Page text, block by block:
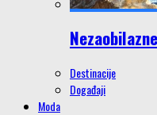
Destinacije
Događaji
Moda